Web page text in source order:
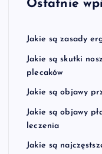
Ostatnie
Jakie są zasady
Jakie są skutki
plecaków
Jakie są objawy
Jakie są objawy
leczenia
Jakie są